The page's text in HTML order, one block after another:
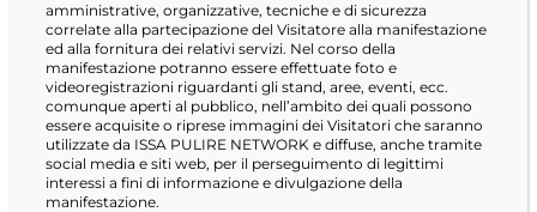
amministrative, organizzative, tecniche e di sicurezza
correlate alla partecipazione del Visitatore alla manifestazione
ed alla fornitura dei relativi servizi. Nel corso della
manifestazione potranno essere effettuate foto e
videoregistrazioni riguardanti gli stand, aree, eventi, ecc.
comunque aperti al pubblico, nell’ambito dei quali possono
essere acquisite o riprese immagini dei Visitatori che saranno
utilizzate da ISSA PULIRE NETWORK e diffuse, anche tramite
social media e siti web, per il perseguimento di legittimi
interessi a fini di informazione e divulgazione della
manifestazione.